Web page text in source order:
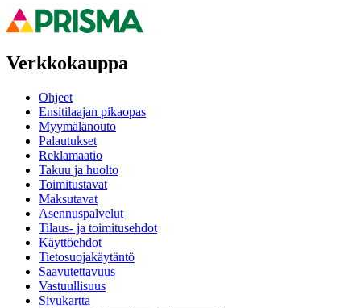
Verkkokauppa
Ohjeet
Ensitilaajan pikaopas
Myymälänouto
Palautukset
Reklamaatio
Takuu ja huolto
Toimitustavat
Maksutavat
Asennuspalvelut
Tilaus- ja toimitusehdot
Käyttöehdot
Tietosuojakäytäntö
Saavutettavuus
Vastuullisuus
Sivukartta